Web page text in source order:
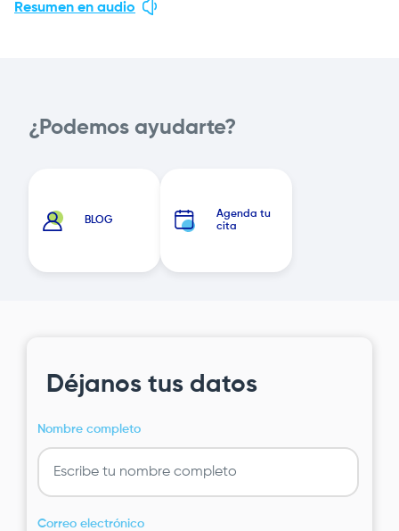
Resumen en audio
¿Podemos ayudarte?
BLOG
Agenda tu
cita
Déjanos tus datos
Nombre completo
Correo electrónico